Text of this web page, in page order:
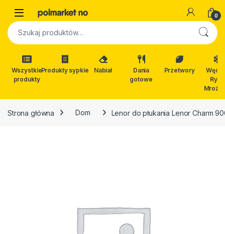
Open 0
Szukaj:
Wszystkie
produkty
Produkty sypkie Nabiał
Dania
gotowe
Przetwory
Ryby
Strona główna Dom Lenor do płukania Lenor Charm